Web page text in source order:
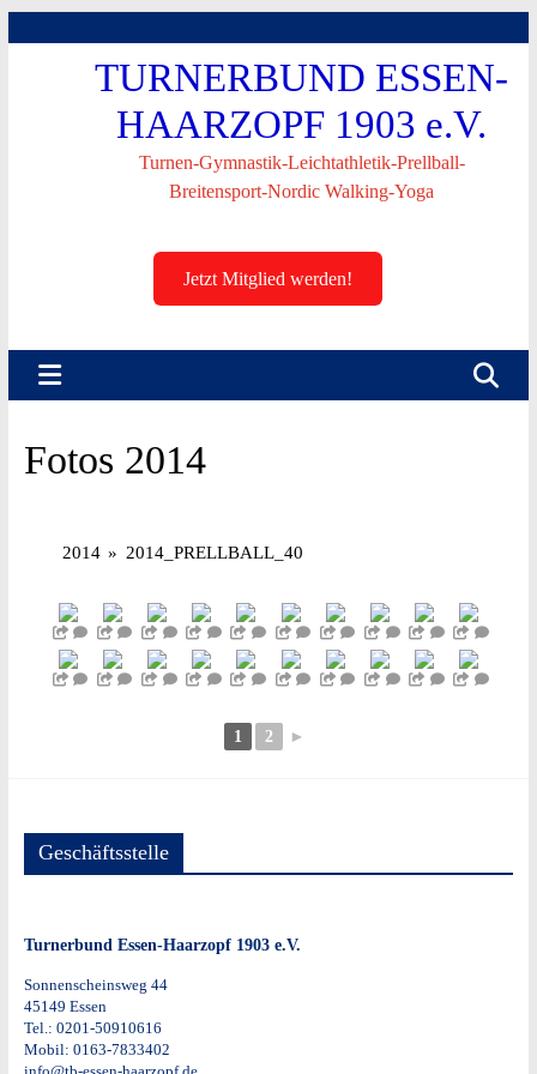
TURNERBUND ESSEN-
HAARZOPF 1903 e.V.
Turnen-Gymnastik-Leichtathletik-Prellball-
Breitensport-Nordic Walking-Yoga
Jetzt Mitglied werden!
Fotos 2014
2014 » 2014_PRELLBALL_40
1 2 ►
Geschäftsstelle
Turnerbund Essen-Haarzopf 1903 e.V.
Sonnenscheinsweg 44
45149 Essen
Tel.: 0201-50910616
Mobil: 0163-7833402